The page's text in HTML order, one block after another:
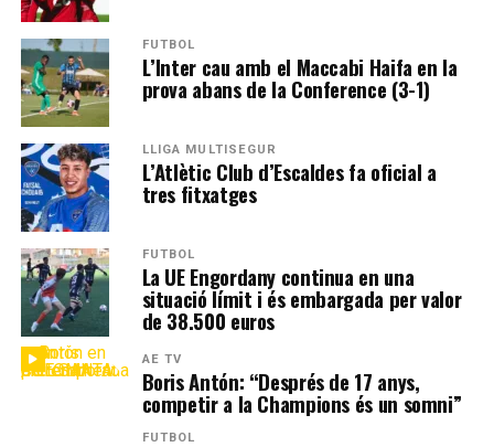
FUTBOL
L’Inter cau amb el Maccabi Haifa en la
prova abans de la Conference (3-1)
LLIGA MULTISEGUR
L’Atlètic Club d’Escaldes fa oficial a
tres fitxatges
FUTBOL
La UE Engordany continua en una
situació límit i és embargada per valor
de 38.500 euros
AE TV
Boris Antón: “Després de 17 anys,
competir a la Champions és un somni”
FUTBOL